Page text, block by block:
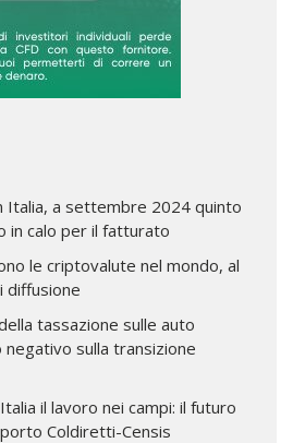
Italia, a settembre 2024 quinto
in calo per il fatturato
le criptovalute nel mondo, al
diffusione
tassazione sulle auto
sulla transizione
il lavoro nei campi: il futuro
Coldiretti-Censis